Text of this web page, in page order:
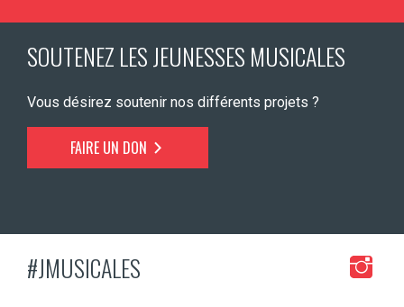
SOUTENEZ LES JEUNESSES MUSICALES
Vous désirez soutenir nos différents projets ?
FAIRE UN DON
#JMUSICALES